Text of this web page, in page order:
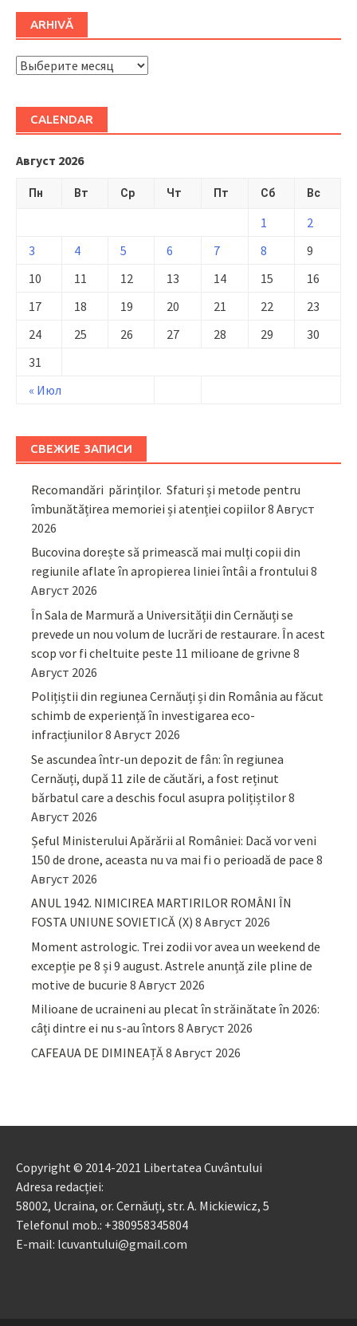
ARHIVĂ
ARHIVĂ
CALENDAR
Август 2026
Пн Вт Ср Чт Пт Сб Вс
« Июл
1
2
3
4 5 6 7 8
9
10
11 12 13 14 15
16
17
18 19 20 21 22
23
24
25 26 27 28 29
30
31
СВЕЖИЕ ЗАПИСИ
Recomandări părinţilor. Sfaturi și metode pentru
îmbunătățirea memoriei și atenției copiilor8 Август
2026
Bucovina dorește să primească mai mulți copii din
regiunile aflate în apropierea liniei întâi a frontului 8
Август 2026
În Sala de Marmură a Universității din Cernăuți se
prevede un nou volum de lucrări de restaurare. În acest
scop vor fi cheltuite peste 11 milioane de grivne 8
Август 2026
Polițiștii din regiunea Cernăuți și din România au făcut
schimb de experiență în investigarea eco-
infracțiunilor8 Август 2026
Se ascundea într-un depozit de fân: în regiunea
Cernăuți, după 11 zile de căutări, a fost reținut
bărbatul care a deschis focul asupra polițiștilor8
Август 2026
Șeful Ministerului Apărării al României: Dacă vor veni
150 de drone, aceasta nu va mai fi o perioadă de pace 8
Август 2026
ANUL 1942. NIMICIREA MARTIRILOR ROMÂNI ÎN
FOSTA UNIUNE SOVIETICĂ (X) 8 Август 2026
Moment astrologic. Trei zodii vor avea un weekend de
excepție pe 8 și 9 august. Astrele anunță zile pline de
motive de bucurie 8 Август 2026
Milioane de ucraineni au plecat în străinătate în 2026:
câți dintre ei nu s-au întors 8 Август 2026
CAFEAUA DE DIMINEAȚĂ8 Август 2026
Copyright © 2014-2021 Libertatea Cuvântului
Adresa redacției:
58002, Ucraina, or. Cernăuți, str. A. Mickiewicz, 5
Telefonul mob.: +380958345804
E-mail: lcuvantului@gmail.com